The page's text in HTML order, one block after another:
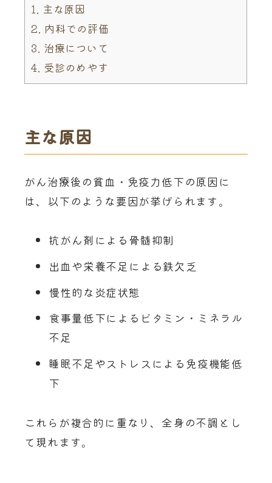
1.
主な原因
2. 内科での評価
3. 治療について
4. 受診のめやす
主な原因
がん治療後の貧血・免疫力低下の原因に
は、以下のような要因が挙げられます。
抗がん剤による骨髄抑制
出血や栄養不足による鉄欠乏
慢性的な炎症状態
食事量低下によるビタミン・ミネラル
不足
睡眠不足やストレスによる免疫機能低
下
これらが複合的に重なり、全身の不調とし
て現れます。